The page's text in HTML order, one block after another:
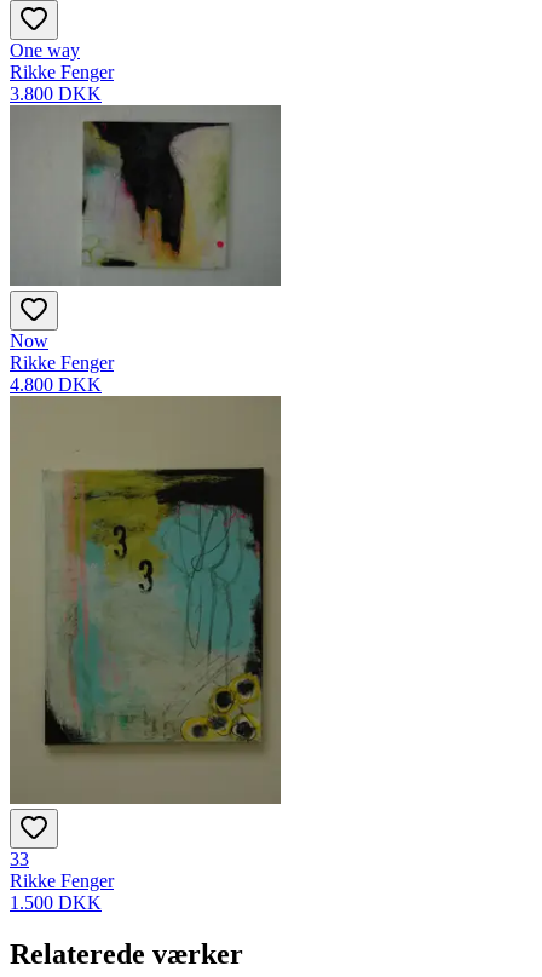
One way
Rikke Fenger
3.800 DKK
Now
Rikke Fenger
4.800 DKK
33
Rikke Fenger
1.500 DKK
Relaterede værker